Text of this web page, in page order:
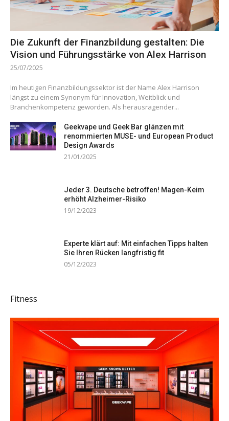
Die Zukunft der Finanzbildung gestalten: Die
Vision und Führungsstärke von Alex Harrison
25/07/2025
Im heutigen Finanzbildungssektor ist der Name Alex Harrison
längst zu einem Synonym für Innovation, Weitblick und
Branchenkompetenz geworden. Als herausragender...
Geekvape und Geek Bar glänzen mit
renommierten MUSE- und European Product
Design Awards
21/01/2025
Jeder 3. Deutsche betroffen! Magen-Keim
erhöht Alzheimer-Risiko
19/12/2023
Experte klärt auf: Mit einfachen Tipps halten
Sie Ihren Rücken langfristig fit
05/12/2023
Fitness